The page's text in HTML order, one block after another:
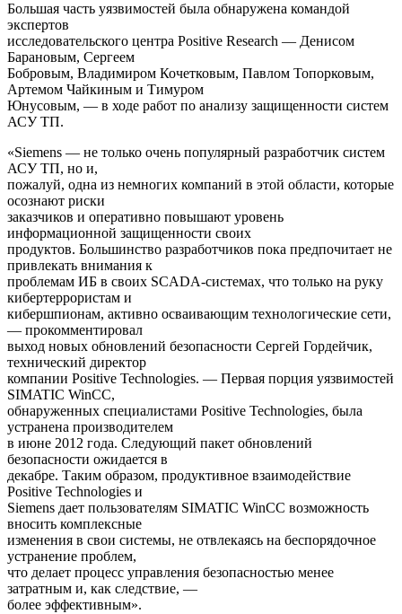
Большая часть уязвимостей была обнаружена командой
экспертов
исследовательского центра Positive Research — Денисом
Барановым, Сергеем
Бобровым, Владимиром Кочетковым, Павлом Топорковым,
Артемом Чайкиным и Тимуром
Юнусовым, — в ходе работ по анализу защищенности систем
АСУ ТП.
«Siemens — не только очень популярный разработчик систем
АСУ ТП, но и,
пожалуй, одна из немногих компаний в этой области, которые
осознают риски
заказчиков и оперативно повышают уровень
информационной защищенности своих
продуктов. Большинство разработчиков пока предпочитает не
привлекать внимания к
проблемам ИБ в своих SCADA-системах, что только на руку
кибертеррористам и
кибершпионам, активно осваивающим технологические сети,
— прокомментировал
выход новых обновлений безопасности Сергей Гордейчик,
технический директор
компании Positive Technologies. — Первая порция уязвимостей
SIMATIC WinCC,
обнаруженных специалистами Positive Technologies, была
устранена производителем
в июне 2012 года. Следующий пакет обновлений
безопасности ожидается в
декабре. Таким образом, продуктивное взаимодействие
Positive Technologies и
Siemens дает пользователям SIMATIC WinCC возможность
вносить комплексные
изменения в свои системы, не отвлекаясь на беспорядочное
устранение проблем,
что делает процесс управления безопасностью менее
затратным и, как следствие, —
более эффективным».